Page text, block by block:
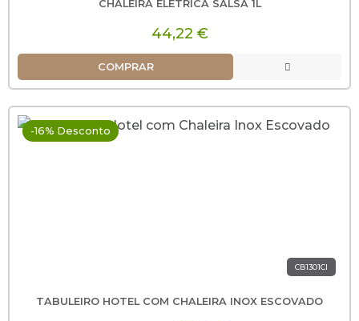
CHALEIRA ELÉTRICA SALSA 1L
44,22 €
COMPRAR
-16% Desconto
CB1301CI
TABULEIRO HOTEL COM CHALEIRA INOX ESCOVADO